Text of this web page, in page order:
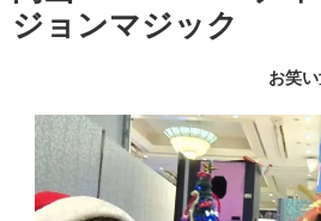
ジョンマジック
お笑